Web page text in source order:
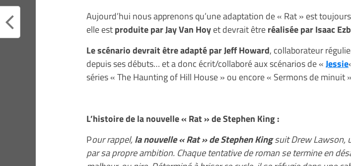
Aujourd’hui nous apprenons qu’une adaptation de « Rat » est
elle estproduite par Jay Van Hoyet devrait êtreréalisée par Isaac
Le scénario devrait être adapté par Jeff Howard, collaborateur
depuis ses débuts… et a donc écrit/collaboré aux scénarios de «Jessie
séries « The Haunting of Hill House » ou encore « Sermons de minuit
L’histoire de la nouvelle « Rat » de Stephen King :
Pour rappel,la nouvelle « Rat » de Stephen Kingsuit Drew Lawson,
par sa propre ambition. Chaque tentative de roman se termine en